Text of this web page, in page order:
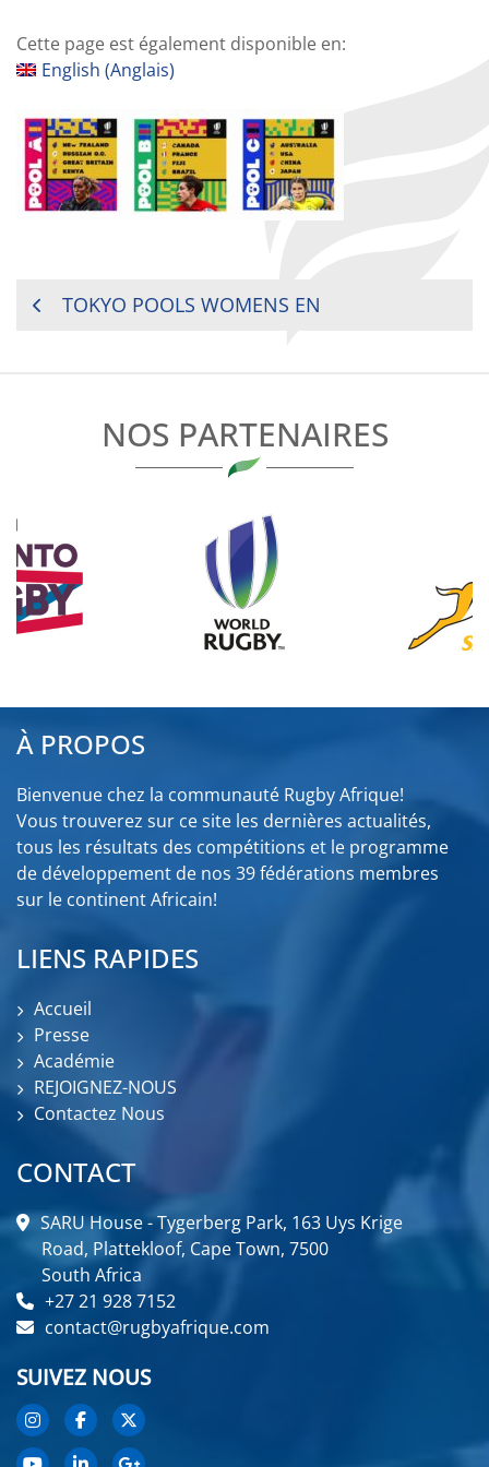
Cette page est également disponible en:
English (Anglais)
NAVIGATION
TOKYO POOLS WOMENS EN
NOS PARTENAIRES
À PROPOS
Bienvenue chez la communauté Rugby Afrique!
Vous trouverez sur ce site les dernières actualités,
tous les résultats des compétitions et le programme
de développement de nos 39 fédérations membres
sur le continent Africain!
LIENS RAPIDES
Accueil
Presse
Académie
REJOIGNEZ-NOUS
Contactez Nous
CONTACT
SARU House - Tygerberg Park, 163 Uys Krige
Road, Plattekloof, Cape Town, 7500
South Africa
+27 21 928 7152
contact@rugbyafrique.com
SUIVEZ NOUS